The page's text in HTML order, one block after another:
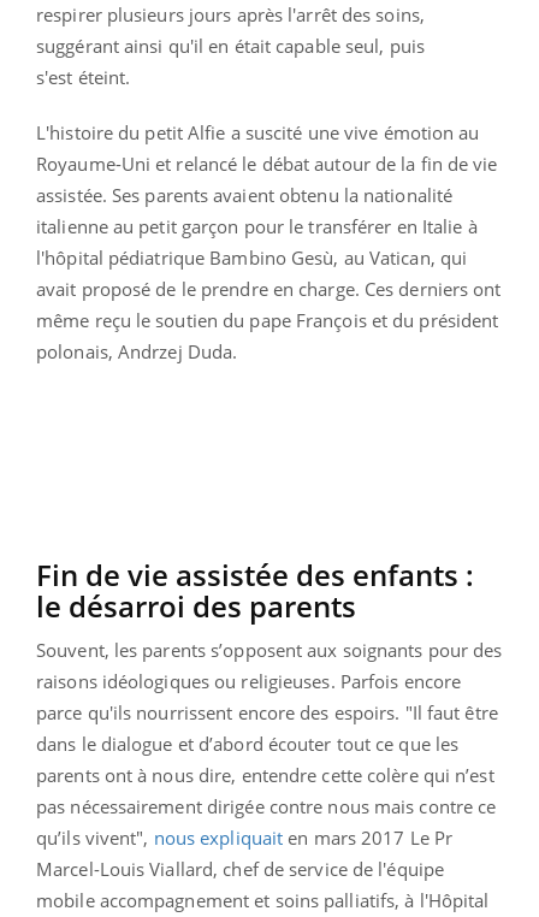
respirer plusieurs jours après l'arrêt des soins,
suggérant ainsi qu'il en était capable seul, puis
s'est éteint.
L'histoire du petit Alfie a suscité une vive émotion au
Royaume-Uni et relancé le débat autour de la fin de vie
assistée. Ses parents avaient obtenu la nationalité
italienne au petit garçon pour le transférer en Italie à
l'hôpital pédiatrique Bambino Gesù, au Vatican, qui
avait proposé de le prendre en charge. Ces derniers ont
même reçu le soutien du pape François et du président
polonais, Andrzej Duda.
Fin de vie assistée des enfants :
le désarroi des parents
Souvent, les parents s’opposent aux soignants pour des
raisons idéologiques ou religieuses. Parfois encore
parce qu'ils nourrissent encore des espoirs. "Il faut être
dans le dialogue et d’abord écouter tout ce que les
parents ont à nous dire, entendre cette colère qui n’est
pas nécessairement dirigée contre nous mais contre ce
qu’ils vivent", nous expliquait en mars 2017 Le Pr
Marcel-Louis Viallard, chef de service de l'équipe
mobile accompagnement et soins palliatifs, à l'Hôpital